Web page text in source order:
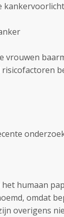
vrouwen
humaan
omdat
overigens